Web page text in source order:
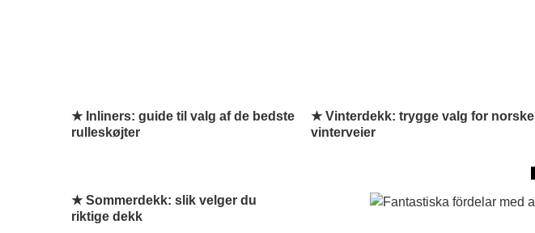
★ Inliners: guide til valg af de bedste
rulleskøjter
★ Vinterdekk: trygge valg for norske
vinterveier
★Sommerdekk: slik velger du
riktige dekk